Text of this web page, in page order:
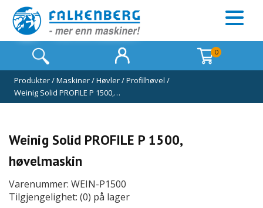
0
Produkter/Maskiner/Høvler/Profilhøvel /
Weinig Solid PROFILE P 1500,…
Weinig Solid PROFILE P 1500,
høvelmaskin
Varenummer: WEIN-P1500
Tilgjengelighet: (0) på lager